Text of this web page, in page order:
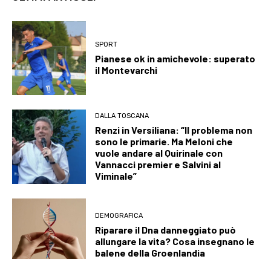
SPORT
Pianese ok in amichevole: superato
il Montevarchi
DALLA TOSCANA
Renzi in Versiliana: “Il problema non
sono le primarie. Ma Meloni che
vuole andare al Quirinale con
Vannacci premier e Salvini al
Viminale”
DEMOGRAFICA
Riparare il Dna danneggiato può
allungare la vita? Cosa insegnano le
balene della Groenlandia